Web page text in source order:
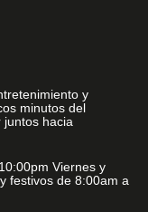
y
minutos del
juntos hacia
Viernes y
festivos de 8:00am a